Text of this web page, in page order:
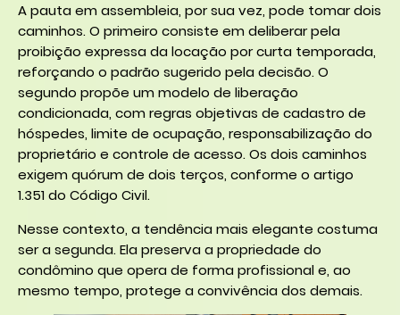
A pauta em assembleia, por sua vez, pode tomar dois
caminhos. O primeiro consiste em deliberar pela
proibição expressa da locação por curta temporada,
reforçando o padrão sugerido pela decisão. O
segundo propõe um modelo de liberação
condicionada, com regras objetivas de cadastro de
hóspedes, limite de ocupação, responsabilização do
proprietário e controle de acesso. Os dois caminhos
exigem quórum de dois terços, conforme o artigo
1.351 do Código Civil.
Nesse contexto, a tendência mais elegante costuma
ser a segunda. Ela preserva a propriedade do
condômino que opera de forma profissional e, ao
mesmo tempo, protege a convivência dos demais.